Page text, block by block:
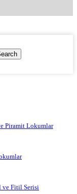
Piramit Lokumlar
ve Fitil Serisi